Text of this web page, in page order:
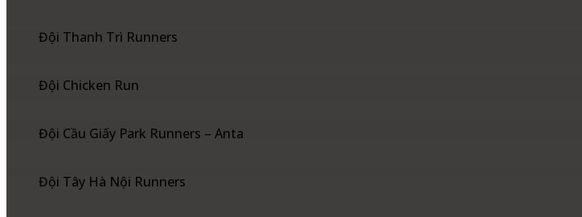
Đội Thanh Trì Runners
Đội Chicken Run
Đội Cầu Giấy Park Runners – Anta
Đội Tây Hà Nội Runners